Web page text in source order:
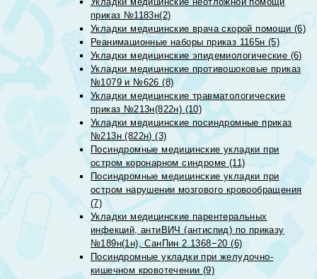
приказ №1183н(2)
Укладки медицинские врача скорой помощи (6)
Реанимационные наборы приказ 1165н (5)
Укладки медицинские эпидемиологические (6)
Укладки медицинские противошоковые приказ
№1079 и №626 (8)
Укладки медицинские травматологические
приказ №213н(822н) (10)
Укладки медицинские посиндромные приказ
№213н (822н) (3)
Посиндромные медицинские укладки при
остром коронарном синдроме (11)
Посиндромные медицинские укладки при
остром нарушении мозгового кровообращения
(7)
Укладки медицинские парентеральных
инфекций, антиВИЧ (антиспид) по приказу
№189н(1н), СанПин 2.1368−20 (6)
Посиндромные укладки при желудочно-
кишечном кровотечении (9)